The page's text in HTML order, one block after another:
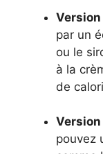
par un
ou le
à la
de
pouvez